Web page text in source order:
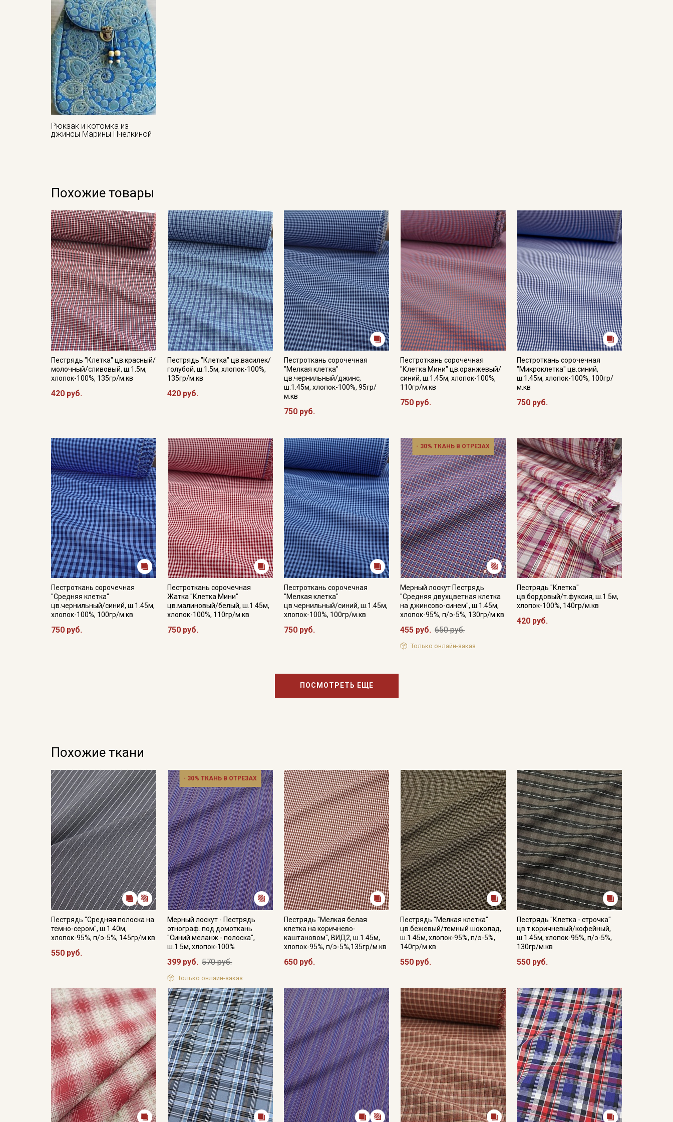
Рюкзак и котомка из
джинсы Марины Пчелкиной
Похожие товары
Пестрядь "Клетка" цв.красный/
молочный/сливовый, ш.1.5м,
хлопок-100%, 135гр/м.кв
420 руб.
Пестрядь "Клетка" цв.василек/
голубой, ш.1.5м, хлопок-100%,
135гр/м.кв
420 руб.
Пестроткань сорочечная
"Мелкая клетка"
цв.чернильный/джинс,
ш.1.45м, хлопок-100%, 95гр/
м.кв
750 руб.
Пестроткань сорочечная
"Клетка Мини" цв.оранжевый/
синий, ш.1.45м, хлопок-100%,
110гр/м.кв
750 руб.
Пестроткань сорочечная
"Микроклетка" цв.синий,
ш.1.45м, хлопок-100%, 100гр/
м.кв
750 руб.
Пестроткань сорочечная
"Средняя клетка"
цв.чернильный/синий, ш.1.45м,
хлопок-100%, 100гр/м.кв
750 руб.
Пестроткань сорочечная
Жатка "Клетка Мини"
цв.малиновый/белый, ш.1.45м,
хлопок-100%, 110гр/м.кв
750 руб.
Пестроткань сорочечная
"Мелкая клетка"
цв.чернильный/синий, ш.1.45м,
хлопок-100%, 100гр/м.кв
750 руб.
- 30% ТКАНЬ В ОТРЕЗАХ
Мерный лоскут Пестрядь
"Средняя двухцветная клетка
на джинсово-синем", ш.1.45м,
хлопок-95%, п/э-5%, 130гр/м.кв
455 руб. 650 руб.
Только онлайн-заказ
Пестрядь "Клетка"
цв.бордовый/т.фуксия, ш.1.5м,
хлопок-100%, 140гр/м.кв
420 руб.
ПОСМОТРЕТЬ ЕЩЕ
Похожие ткани
Пестрядь "Средняя полоска на
темно-сером", ш.1.40м,
хлопок-95%, п/э-5%, 145гр/м.кв
550 руб.
- 30% ТКАНЬ В ОТРЕЗАХ
Мерный лоскут - Пестрядь
этнограф. под домоткань
"Синий меланж - полоска",
ш.1.5м, хлопок-100%
399 руб. 570 руб.
Только онлайн-заказ
Пестрядь "Мелкая белая
клетка на коричнево-
каштановом", ВИД2, ш.1.45м,
хлопок-95%, п/э-5%,135гр/м.кв
650 руб.
Пестрядь "Мелкая клетка"
цв.бежевый/темный шоколад,
ш.1.45м, хлопок-95%, п/э-5%,
140гр/м.кв
550 руб.
Пестрядь "Клетка - строчка"
цв.т.коричневый/кофейный,
ш.1.45м, хлопок-95%, п/э-5%,
130гр/м.кв
550 руб.
Секретная рассылка от
Купава
Мы публикуем здесь дополнительные
промокоды и скидки до 30% на узкие
Подписаться
Ознакомлен(а) сПолитикой обработки персональных
данных
и даюСогласие на обработку персональных
данных
ДаюСогласие на получение рекламных и
информационных рассылок